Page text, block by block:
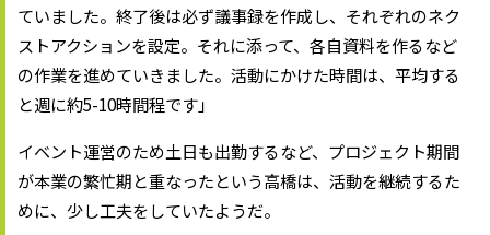
ていました。終了後は必ず議事録を作成し、それぞれのネク
ストアクションを設定。それに添って、各自資料を作るなど
の作業を進めていきました。活動にかけた時間は、平均する
と週に約5-10時間程です」
イベント運営のため土日も出勤するなど、プロジェクト期間
が本業の繁忙期と重なったという高橋は、活動を継続するた
めに、少し工夫をしていたようだ。